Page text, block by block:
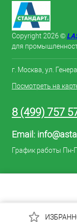
Copyright 2026 ©
для
г. Москва, ул.
Посмотреть на
8 (499) 757
Email:
График работы Пн-